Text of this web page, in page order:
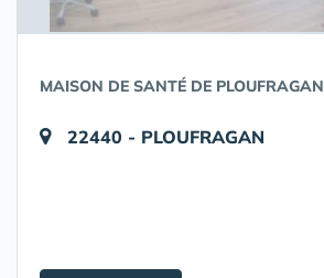
MAISON DE SANTÉ DE PLOUFRAGAN
22440 - PLOUFRAGAN